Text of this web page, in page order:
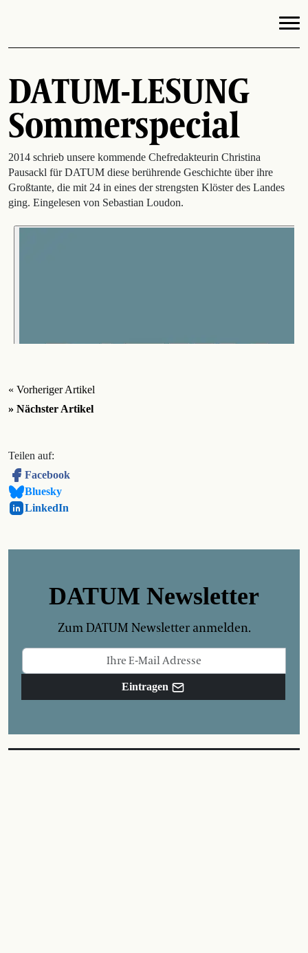
DATUM-LESUNG
Sommerspecial
2014 schrieb unsere kommende Chefredakteurin Christina
Pausackl für DATUM diese berührende Geschichte über ihre
Großtante, die mit 24 in eines der strengsten Klöster des Landes
ging. Eingelesen von Sebastian Loudon.
« Vorheriger Artikel
» Nächster Artikel
Teilen auf:
Facebook
Bluesky
LinkedIn
DATUM Newsletter
Zum DATUM Newsletter anmelden.
Eintragen